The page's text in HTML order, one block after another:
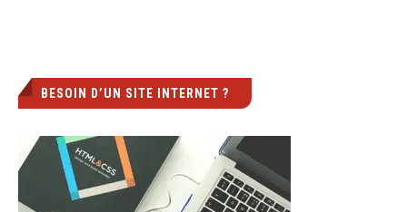
BESOIN D’UN SITE INTERNET ?